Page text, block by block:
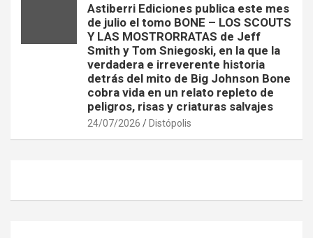
Astiberri Ediciones publica este mes
de julio el tomo BONE – LOS SCOUTS
Y LAS MOSTRORRATAS de Jeff
Smith y Tom Sniegoski, en la que la
verdadera e irreverente historia
detrás del mito de Big Johnson Bone
cobra vida en un relato repleto de
peligros, risas y criaturas salvajes
24/07/2026 Distópolis